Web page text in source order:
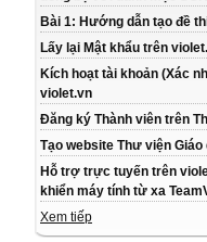
Bài 1: Hướng dẫn tạo đề
Lấy lại Mật khẩu trên
Kích hoạt tài khoản (Xác
violet.vn
Đăng ký Thành viên trên
Tạo website Thư viện
Hỗ trợ trực tuyến trên
khiển máy tính từ xa
Xem tiếp